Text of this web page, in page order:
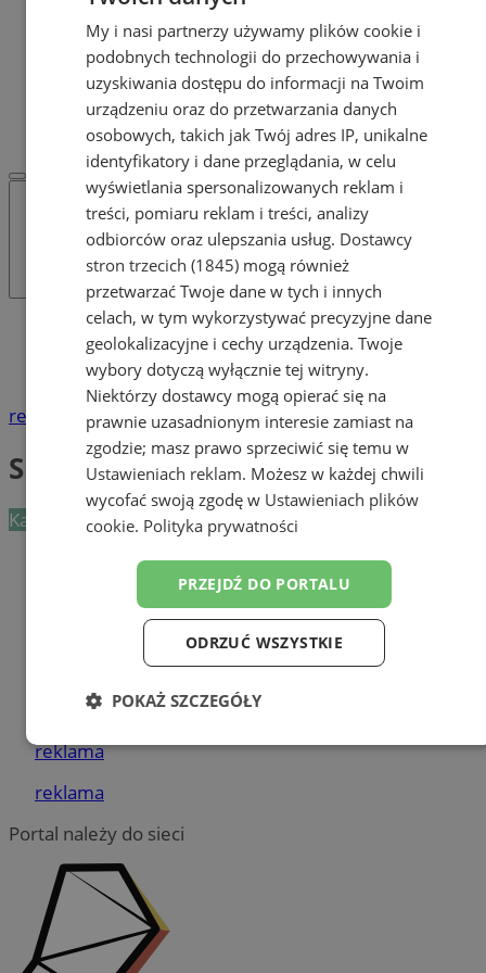
Dodaj ogłoszenie
POLECAMY
Protocol IT
Pracuj.pl - praca w Żorach
REKLAMA
WSPÓŁPRACA
Katalog firm
Handel
Sklepy zielarsko-medyczne
reklama
Sklepy zielarsko-medyczne
Kategoria nie zawiera żadnych prezentacji firm.
Pozostałe firmy w kategorii
Tworzenie stron www - Żory
reklama
reklama
Portal należy do sieci
My i nasi partnerzy używamy plików cookie i
podobnych technologii do przechowywania i
uzyskiwania dostępu do informacji na Twoim
urządzeniu oraz do przetwarzania danych
osobowych, takich jak Twój adres IP, unikalne
identyfikatory i dane przeglądania, w celu
wyświetlania spersonalizowanych reklam i
treści, pomiaru reklam i treści, analizy
odbiorców oraz ulepszania usług. Dostawcy
stron trzecich (1845) mogą również
przetwarzać Twoje dane w tych i innych
celach, w tym wykorzystywać precyzyjne dane
geolokalizacyjne i cechy urządzenia. Twoje
wybory dotyczą wyłącznie tej witryny.
Niektórzy dostawcy mogą opierać się na
prawnie uzasadnionym interesie zamiast na
zgodzie; masz prawo sprzeciwić się temu w
Ustawieniach reklam. Możesz w każdej chwili
wycofać swoją zgodę w Ustawieniach plików
cookie. Polityka prywatności
PRZEJDŹ DO PORTALU
ODRZUĆ WSZYSTKIE
POKAŻ SZCZEGÓŁY
Niezbędne Wydajność Targetowanie
Funkcjonalność